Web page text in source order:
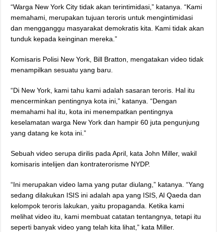
“Warga New York City tidak akan terintimidasi,” katanya. “Kami
memahami, merupakan tujuan teroris untuk mengintimidasi
dan mengganggu masyarakat demokratis kita. Kami tidak akan
tunduk kepada keinginan mereka.”
Komisaris Polisi New York, Bill Bratton, mengatakan video tidak
menampilkan sesuatu yang baru.
“Di New York, kami tahu kami adalah sasaran teroris. Hal itu
mencerminkan pentingnya kota ini,” katanya. “Dengan
memahami hal itu, kota ini menempatkan pentingnya
keselamatan warga New York dan hampir 60 juta pengunjung
yang datang ke kota ini.”
Sebuah video serupa dirilis pada April, kata John Miller, wakil
komisaris intelijen dan kontraterorisme NYDP.
“Ini merupakan video lama yang putar diulang,” katanya. “Yang
sedang dilakukan ISIS ini adalah apa yang ISIS, Al Qaeda dan
kelompok teroris lakukan, yaitu propaganda. Ketika kami
melihat video itu, kami membuat catatan tentangnya, tetapi itu
seperti banyak video yang telah kita lihat,” kata Miller.